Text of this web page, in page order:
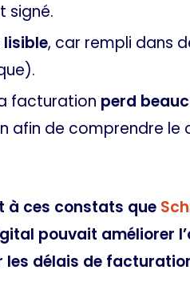
signé.
lisible, car rempli dans
facturation perd
afin de comprendre le
à ces constats que
pouvait améliorer
délais de